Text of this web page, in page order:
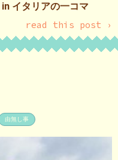
イタリアの一コマ
read this post ›
由無し事